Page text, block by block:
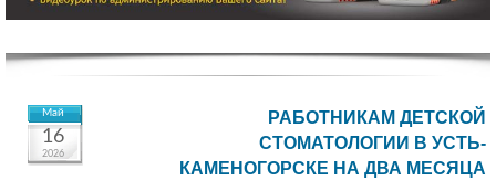
Май
16
2026
РАБОТНИКАМ ДЕТСКОЙ
СТОМАТОЛОГИИ В УСТЬ-
КАМЕНОГОРСКЕ НА ДВА МЕСЯЦА